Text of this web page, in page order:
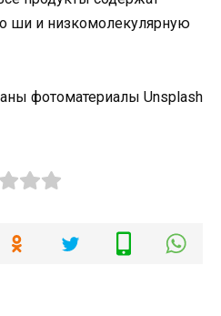
ши и низкомолекулярную
фотоматериалы Unsplash